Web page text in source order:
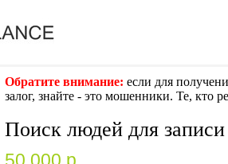
Обратите внимание: если для
залог, знайте - это мошенники. Те, кто
Поиск людей для